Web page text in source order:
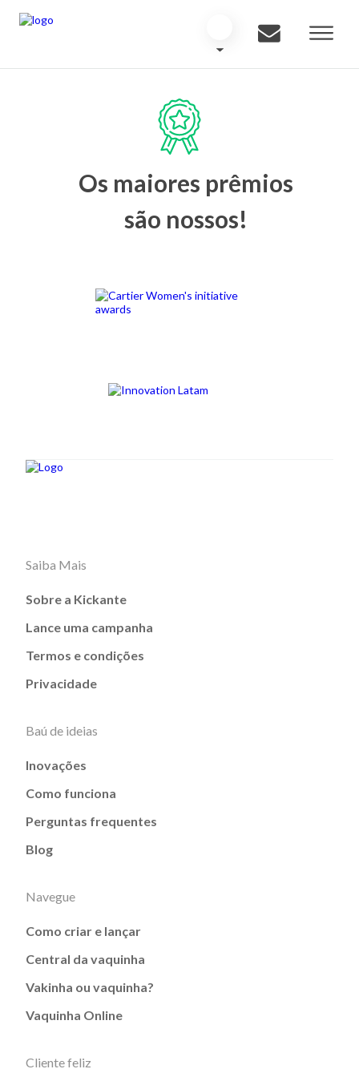
Os maiores prêmios
são nossos!
Saiba Mais
Sobre a Kickante
Lance uma campanha
Termos e condições
Privacidade
Baú de ideias
Inovações
Como funciona
Perguntas frequentes
Blog
Navegue
Como criar e lançar
Central da vaquinha
Vakinha ou vaquinha?
Vaquinha Online
Cliente feliz